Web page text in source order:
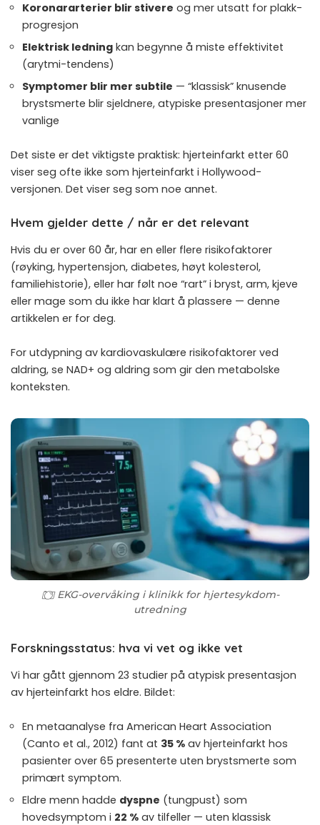
Koronararterier blir stivere og mer utsatt for plakk-
progresjon
Elektrisk ledning kan begynne å miste effektivitet
(arytmi-tendens)
Symptomer blir mer subtile — “klassisk” knusende
brystsmerte blir sjeldnere, atypiske presentasjoner mer
vanlige
Det siste er det viktigste praktisk: hjerteinfarkt etter 60
viser seg ofte ikke som hjerteinfarkt i Hollywood-
versjonen. Det viser seg som noe annet.
Hvem gjelder dette / når er det relevant
Hvis du er over 60 år, har en eller flere risikofaktorer
(røyking, hypertensjon, diabetes, høyt kolesterol,
familiehistorie), eller har følt noe “rart” i bryst, arm, kjeve
eller mage som du ikke har klart å plassere — denne
artikkelen er for deg.
For utdypning av kardiovaskulære risikofaktorer ved
aldring, se NAD+ og aldring som gir den metabolske
konteksten.
EKG-overvåking i klinikk for hjertesykdom-
utredning
Forskningsstatus: hva vi vet og ikke vet
Vi har gått gjennom 23 studier på atypisk presentasjon
av hjerteinfarkt hos eldre. Bildet:
En metaanalyse fra American Heart Association
(Canto et al., 2012) fant at 35 % av hjerteinfarkt hos
pasienter over 65 presenterte uten brystsmerte som
primært symptom.
Eldre menn hadde dyspne (tungpust) som
hovedsymptom i 22 % av tilfeller — uten klassisk